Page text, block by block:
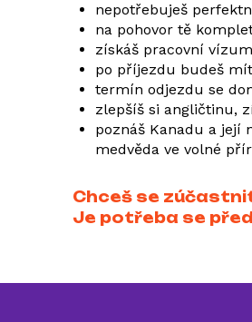
nepotřebuješ
na pohovor tě
získáš pracovní
po příjezdu budeš
termín odjezdu se
zlepšíš si angličtinu,
poznáš Kanadu a její
medvěda ve volné
Chceš se
Je potřeba se